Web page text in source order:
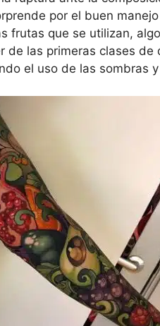
por el buen
frutas que se utilizan,
de las primeras clases de
el uso de las sombras